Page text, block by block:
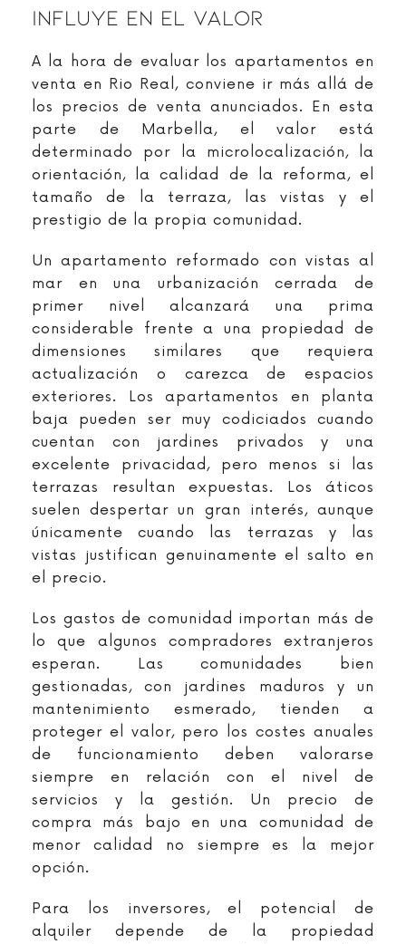
Influye En El Valor
A la hora de evaluar los apartamentos en
venta en Rio Real, conviene ir más allá de
los precios de venta anunciados. En esta
parte de Marbella, el valor está
determinado por la microlocalización, la
orientación, la calidad de la reforma, el
tamaño de la terraza, las vistas y el
prestigio de la propia comunidad.
Un apartamento reformado con vistas al
mar en una urbanización cerrada de
primer nivel alcanzará una prima
considerable frente a una propiedad de
dimensiones similares que requiera
actualización o carezca de espacios
exteriores. Los apartamentos en planta
baja pueden ser muy codiciados cuando
cuentan con jardines privados y una
excelente privacidad, pero menos si las
terrazas resultan expuestas. Los áticos
suelen despertar un gran interés, aunque
únicamente cuando las terrazas y las
vistas justifican genuinamente el salto en
el precio.
Los gastos de comunidad importan más de
lo que algunos compradores extranjeros
esperan. Las comunidades bien
gestionadas, con jardines maduros y un
mantenimiento esmerado, tienden a
proteger el valor, pero los costes anuales
de funcionamiento deben valorarse
siempre en relación con el nivel de
servicios y la gestión. Un precio de
compra más bajo en una comunidad de
menor calidad no siempre es la mejor
opción.
Para los inversores, el potencial de
alquiler depende de la propiedad